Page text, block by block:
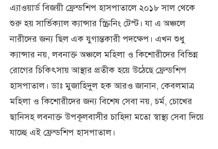
এ্যাওয়ার্ড বিজয়ী ফ্রেন্ডশিপ হাসপাতালে ২০১৮ সাল থেকে
শুরু হয় সার্ভিক্যাল ক্যান্সার স্ক্রিনিং টেস্ট। যা এ অঞ্চলে
নারীদের জন্য ছিল এক যুগান্তকারী পদক্ষেপ। এখন শুধু
ক্যান্সার নয়, লবনাক্ত অঞ্চলে মহিলা ও কিশোরীদের বিভিন্ন
রোগের চিকিৎসায় আস্থার প্রতীক হয়ে উঠেছে ফ্রেন্ডশিপ
হাসপাতাল। ডাঃ মুজাহিদুল হক আরও জানান, কেবলমাত্র
মহিলা ও কিশোরীদের জন্য বিশেষ সেবা নয়, চর্ম, চোখের
ছানিসহ লবনাক্ত উপকূলবাসীর চাহিদা মতো স্বাস্থ্য সেবা দিয়ে
যাচ্ছে এই ফ্রেন্ডশিপ হাসপাতাল।